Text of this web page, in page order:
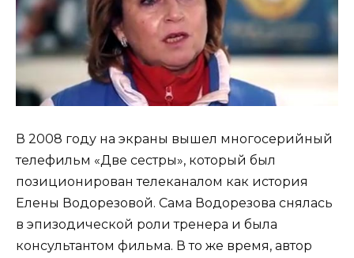
В 2008 году на экраны вышел многосерийный
телефильм «Две сестры», который был
позиционирован телеканалом как история
Елены Водорезовой. Сама Водорезова снялась
в эпизодической роли тренера и была
консультантом фильма. В то же время, автор